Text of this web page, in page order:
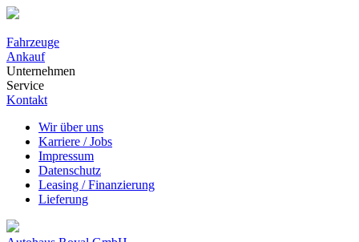
Fahrzeuge
Ankauf
Unternehmen
Service
Kontakt
Wir über uns
Karriere / Jobs
Impressum
Datenschutz
Leasing / Finanzierung
Lieferung